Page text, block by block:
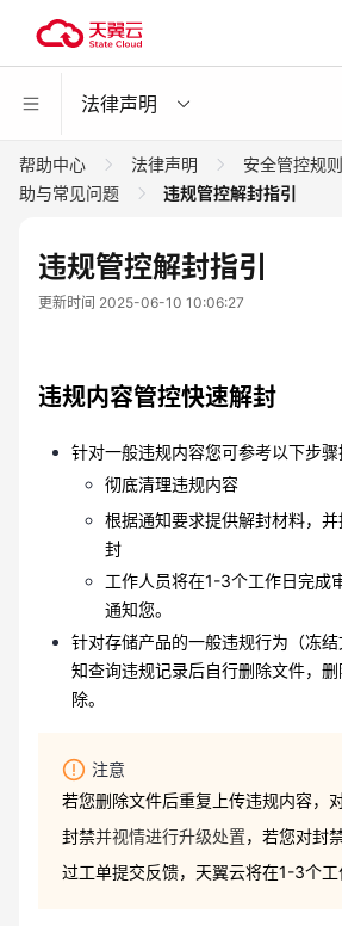
法律声明
帮助中心 法律声明 安全管控规则
助与常见问题
违规管控解封指引
违规管控解封指引
更新时间 2025-06-10 10:06:27
违规内容管控快速解封
针对一般违规内容您可参考以下步骤
彻底清理违规内容
根据通知要求提供解封材料，
封
工作人员将在1-3个工作日完成
通知您。
针对存储产品的一般违规行为（冻
知查询违规记录后自行删除文件，
除。
注意
若您删除文件后重复上传违规内容，
封禁并视情进行升级处置，若您对封
过工单提交反馈，天翼云将在1-3个工